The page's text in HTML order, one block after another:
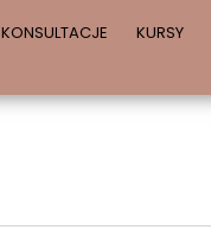
KONSULTACJE KURSY